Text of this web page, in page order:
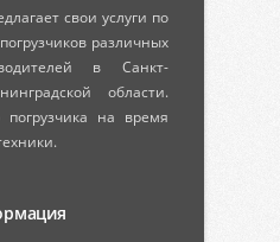
свои услуги по
различных
в Санкт-
области.
погрузчика на время